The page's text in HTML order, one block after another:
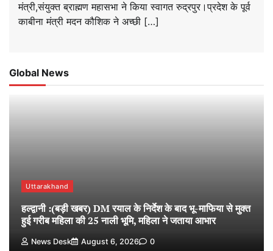
मंत्री,संयुक्त ब्राह्मण महासभा ने किया स्वागत रुद्रपुर।प्रदेश के पूर्व
काबीना मंत्री मदन कौशिक ने अच्छी […]
Global News
Uttarakhand
हल्द्वानी :(बड़ी खबर) DM रयाल के निर्देश के बाद भू-माफिया से मुक्त
हुई गरीब महिला की 25 नाली भूमि, महिला ने जताया आभार
News Desk August 6, 2026 0